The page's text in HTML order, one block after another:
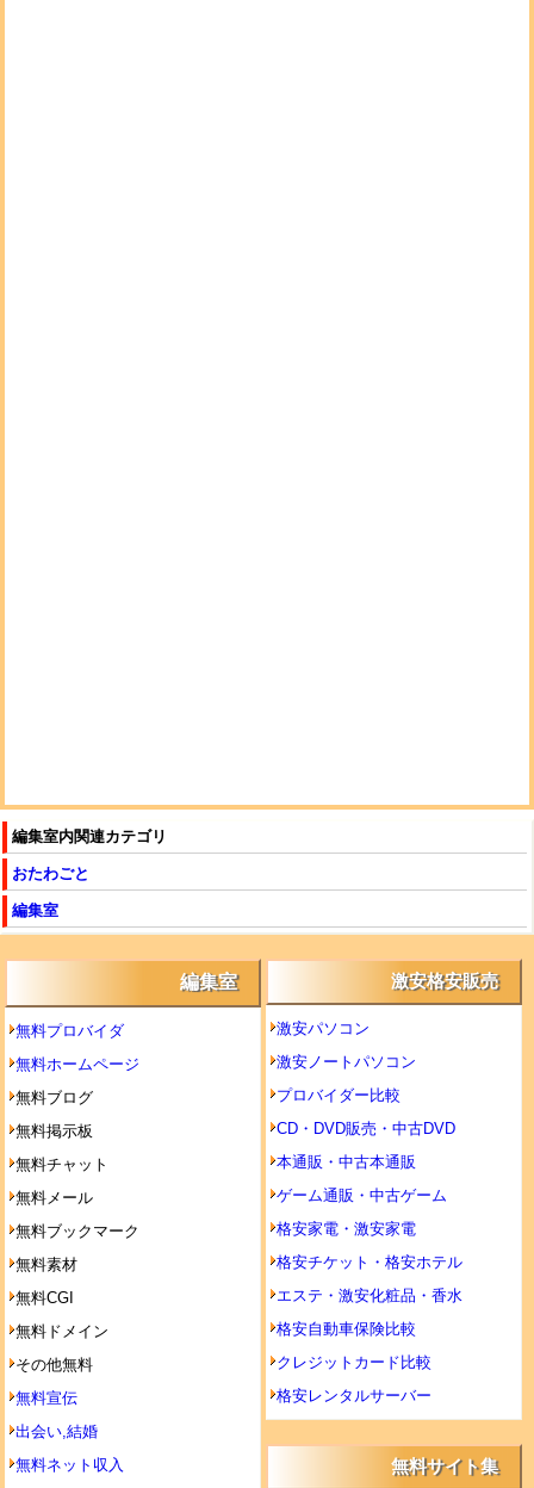
編集室内関連カテゴリ
おたわごと
編集室
編集室
無料プロバイダ
無料ホームページ
無料ブログ
無料掲示板
無料チャット
無料メール
無料ブックマーク
無料素材
無料CGI
無料ドメイン
その他無料
無料宣伝
出会い,結婚
無料ネット収入
激安格安販売
激安パソコン
激安ノートパソコン
プロバイダー比較
CD・DVD販売・中古DVD
本通販・中古本通販
ゲーム通販・中古ゲーム
格安家電・激安家電
格安チケット・格安ホテル
エステ・激安化粧品・香水
格安自動車保険比較
クレジットカード比較
格安レンタルサーバー
無料サイト集